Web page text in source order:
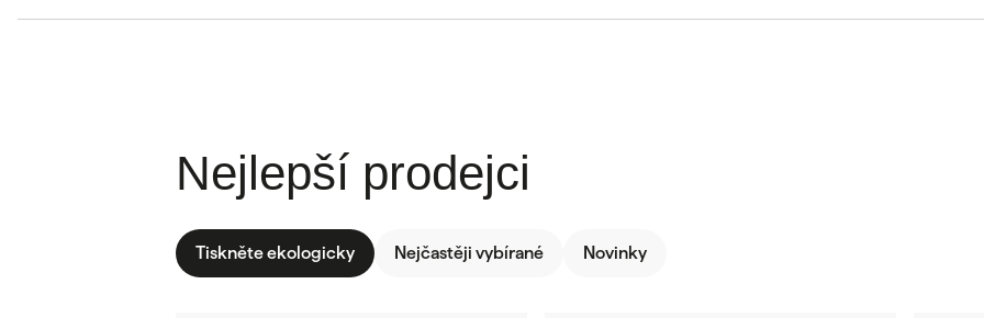
Nejlepší prodejci
Tiskněte ekologicky Nejčastěji vybírané Novinky